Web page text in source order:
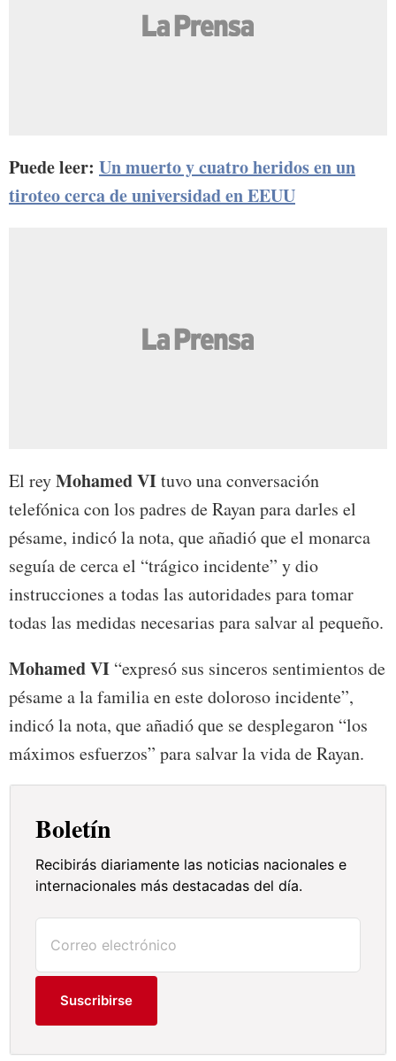
Puede leer: Un muerto y cuatro heridos en un
tiroteo cerca de universidad en EEUU
El reyMohamed VItuvo una conversación
telefónica con los padres de Rayan para darles el
pésame, indicó la nota, que añadió que el monarca
seguía de cerca el “trágico incidente” y dio
instrucciones a todas las autoridades para tomar
todas las medidas necesarias para salvar al pequeño.
Mohamed VI “expresó sus sinceros sentimientos de
pésame a la familia en este doloroso incidente”,
indicó la nota, que añadió que se desplegaron “los
máximos esfuerzos” para salvar la vida de Rayan.
Boletín
Recibirás diariamente las noticias nacionales e
internacionales más destacadas del día.
Suscribirse